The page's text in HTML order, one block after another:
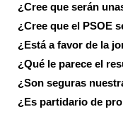
¿Cree que serán
¿Cree que el PSOE
¿Está a favor de la
¿Qué le parece el
¿Son seguras
¿Es partidario de